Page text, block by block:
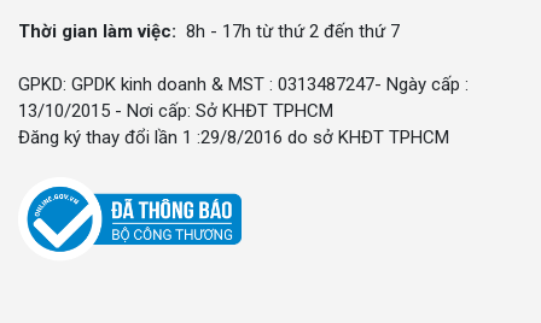
Thời gian làm việc: 8h - 17h từ thứ 2 đến thứ 7
GPKD: GPDK kinh doanh & MST : 0313487247- Ngày cấp :
13/10/2015 - Nơi cấp: Sở KHĐT TPHCM
Đăng ký thay đổi lần 1 :29/8/2016 do sở KHĐT TPHCM